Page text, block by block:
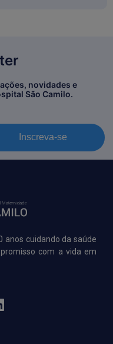
novidades e
São Camilo.
Inscreva-se
anos cuidando da saúde
com a vida em